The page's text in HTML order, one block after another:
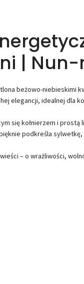
|
beżowo-niebieskimi
elegancji, idealnej dla
się kołnierzem i prostą
podkreśla
– o wrażliwości,